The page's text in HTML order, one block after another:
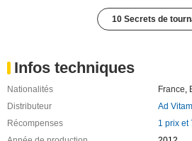
10 Secrets de
Infos techniques
Nationalités France,
Distributeur
Ad Vitam
Récompenses
1 prix et